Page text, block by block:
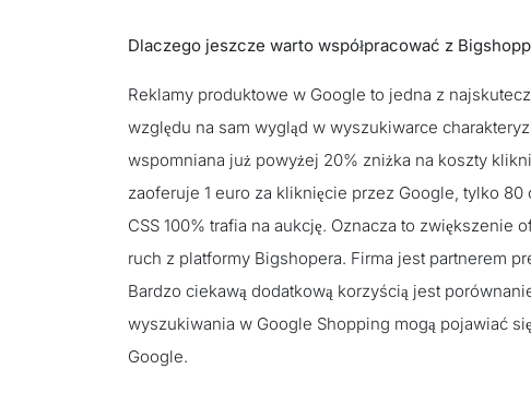
Dlaczego jeszcze warto współpracować z
Reklamy produktowe w Google to jedna z
względu na sam wygląd w wyszukiwarce
wspomniana już powyżej 20% zniżka na koszty
zaoferuje 1 euro za kliknięcie przez Google, tylko
CSS 100% trafia na aukcję. Oznacza to
ruch z platformy Bigshopera. Firma jest partnerem
Bardzo ciekawą dodatkową korzyścią jest
wyszukiwania w Google Shopping mogą pojawiać
Google.